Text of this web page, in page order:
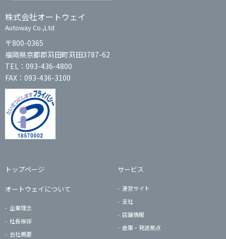
株式会社オートウェイ
Autoway Co.,Ltd
〒800-0365
福岡県京都郡苅田町苅田3787-62
TEL：093-436-4800
FAX：093-436-3100
トップページ
オートウェイについて
企業理念
社長挨拶
会社概要
サービス
運営サイト
支社
店舗情報
倉庫・発送拠点